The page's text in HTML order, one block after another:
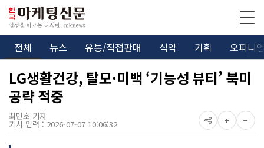
전체 뉴스 유통/직접판매 식약 기획 오피니
LG생활건강, 탈모·미백 ‘기능성 뷰티’ 북미
공략 적중
최민호 기자
기사 입력 : 2026-07-07 10:06:32